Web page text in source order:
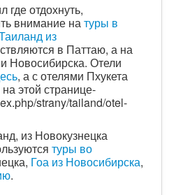
отдохнуть,
внимание на туры в
из
в Паттаю, а на
и Новосибирска. Отели
, а с отелями Пхукета
этой странице-
strany/tailand/otel-
из Новокузнецка
туры во
Гоа из Новосибирска,
.